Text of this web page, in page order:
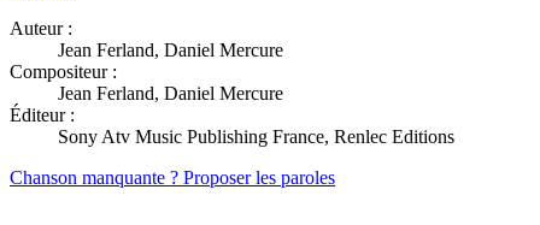
Auteur :
Jean Ferland, Daniel Mercure
Compositeur :
Jean Ferland, Daniel Mercure
Éditeur :
Sony Atv Music Publishing France, Renlec Editions
Chanson manquante ? Proposer les paroles